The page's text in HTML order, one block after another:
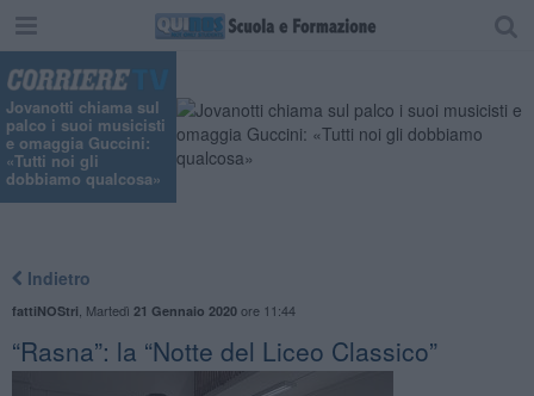
Jovanotti chiama sul
palco i suoi musicisti
e omaggia Guccini:
«Tutti noi gli
dobbiamo qualcosa»
Indietro
fattiNOStri Martedì 21 Gennaio 2020ore 11:44
“Rasna”: la “Notte del Liceo Classico”